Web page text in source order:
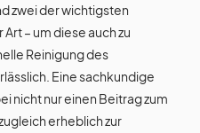
zwei der wichtigsten
– um diese auch zu
Reinigung des
Eine sachkundige
nicht nur einen Beitrag zum
erheblich zur